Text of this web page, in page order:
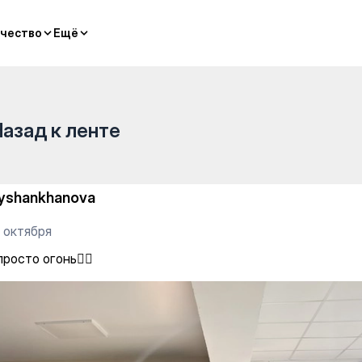
Ещё
Ещё
к ленте
октября
огонь❤️‍🔥